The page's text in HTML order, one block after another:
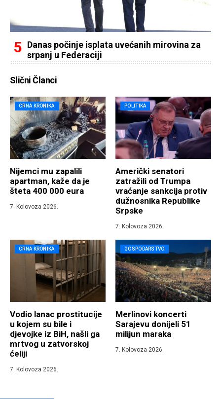
Danas počinje isplata uvećanih mirovina za
srpanj u Federaciji
Slični Članci
CRNA KRONIKA
Nijemci mu zapalili
apartman, kaže da je
šteta 400 000 eura
7. Kolovoza 2026.
POLITIKA
Američki senatori
zatražili od Trumpa
vraćanje sankcija protiv
dužnosnika Republike
Srpske
7. Kolovoza 2026.
CRNA KRONIKA
Vodio lanac prostitucije
u kojem su bile i
djevojke iz BiH, našli ga
mrtvog u zatvorskoj
ćeliji
7. Kolovoza 2026.
GOSPODARSTVO
Merlinovi koncerti
Sarajevu donijeli 51
milijun maraka
7. Kolovoza 2026.